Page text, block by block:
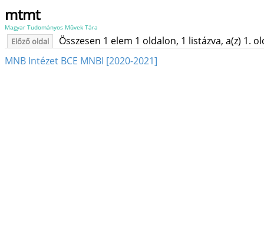
mtmt
Magyar Tudományos Művek Tára
Előző oldal
Összesen 1 elem 1 oldalon, 1 listázva, a(z) 1.
MNB Intézet BCE MNBI [2020-2021]